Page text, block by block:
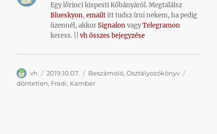
Egy lőrinci kispesti Kőbányáról. Megtalálsz
Blueskyon,emailtitt tudsz írni nekem, ha pedig
üzennél, akkorSignalonvagyTelegramon
keress. ||vh összes bejegyzése
Szerző
vh Közzétéve
2019.10.07. Kategória
Beszámoló,Osztályozókönyv
döntetlen, Fradi, Kamber